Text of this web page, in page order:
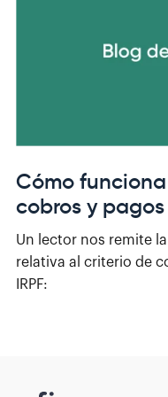
Cómo
cobros y pagos
Un lector nos remite
relativa al criterio de
IRPF: